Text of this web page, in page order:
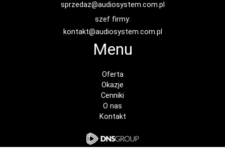
sprzedaz@audiosystem.com.pl
szef firmy:
kontakt@audiosystem.com.pl
Menu
Oferta
Okazje
Cenniki
O nas
Kontakt